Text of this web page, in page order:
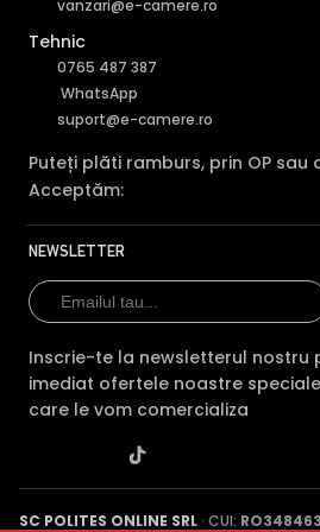
Caracteristica
Pret 99 lei
Rezolutie
2 MP/1080p
noaptea
IR 30m
Tehnologie
HDCVI HDTVI
Garantie 24 luni
Audio
—
Comparatie detaliata:
HAC-HDW1200TRQ-0280B-S6 →·
Dahua HAC-HDW1200TLMQ-
vanzari@e-camere.ro
Tehnic
0765 487 387
WhatsApp
suport@e-camere.ro
Puteți plăti ramburs, prin OP sau
Acceptăm:
NEWSLETTER
Inscrie-te la newsletterul nostru
imediat ofertele noastre
care le vom comercializa
SC POLITES ONLINE SRL · CUI: